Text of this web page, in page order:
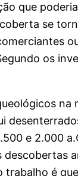
que
se
os
na
e 2.000
é